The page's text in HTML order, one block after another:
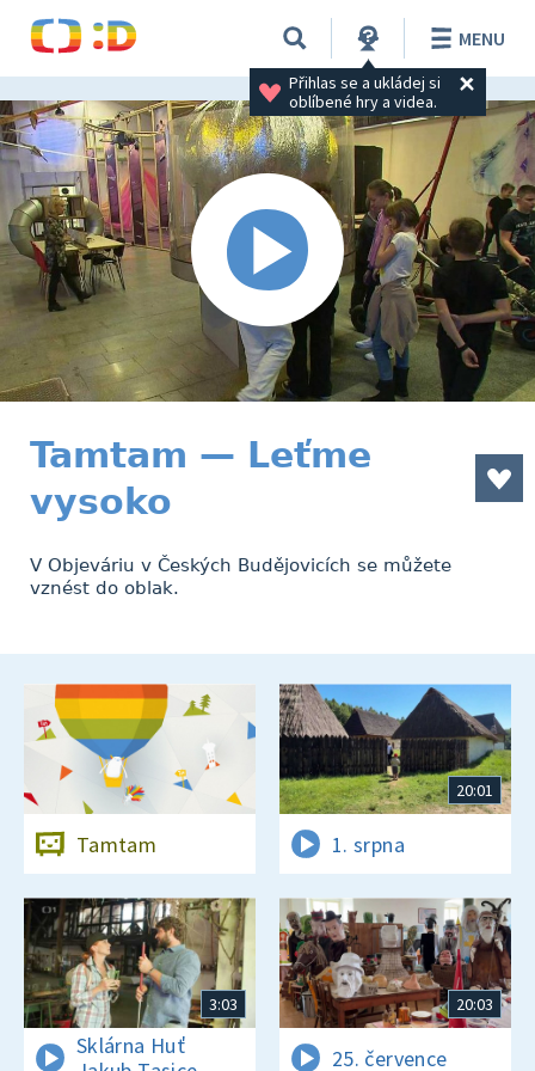
Přihlas se a ukládej si
oblíbené hry a videa.
MENU
Tamtam — Leťme
vysoko
V Objeváriu v Českých Budějovicích se můžete
vznést do oblak.
Tamtam
20:01
1. srpna
3:03
Sklárna Huť
20:03
25. července